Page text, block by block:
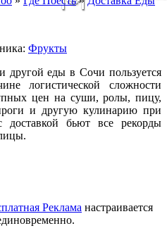
Фрукты
другой еды в Сочи пользуется
логистической сложности
цен на суши, ролы, пицу,
и другую кулинарию при
доставкой бьют все рекорды
Реклама настраивается